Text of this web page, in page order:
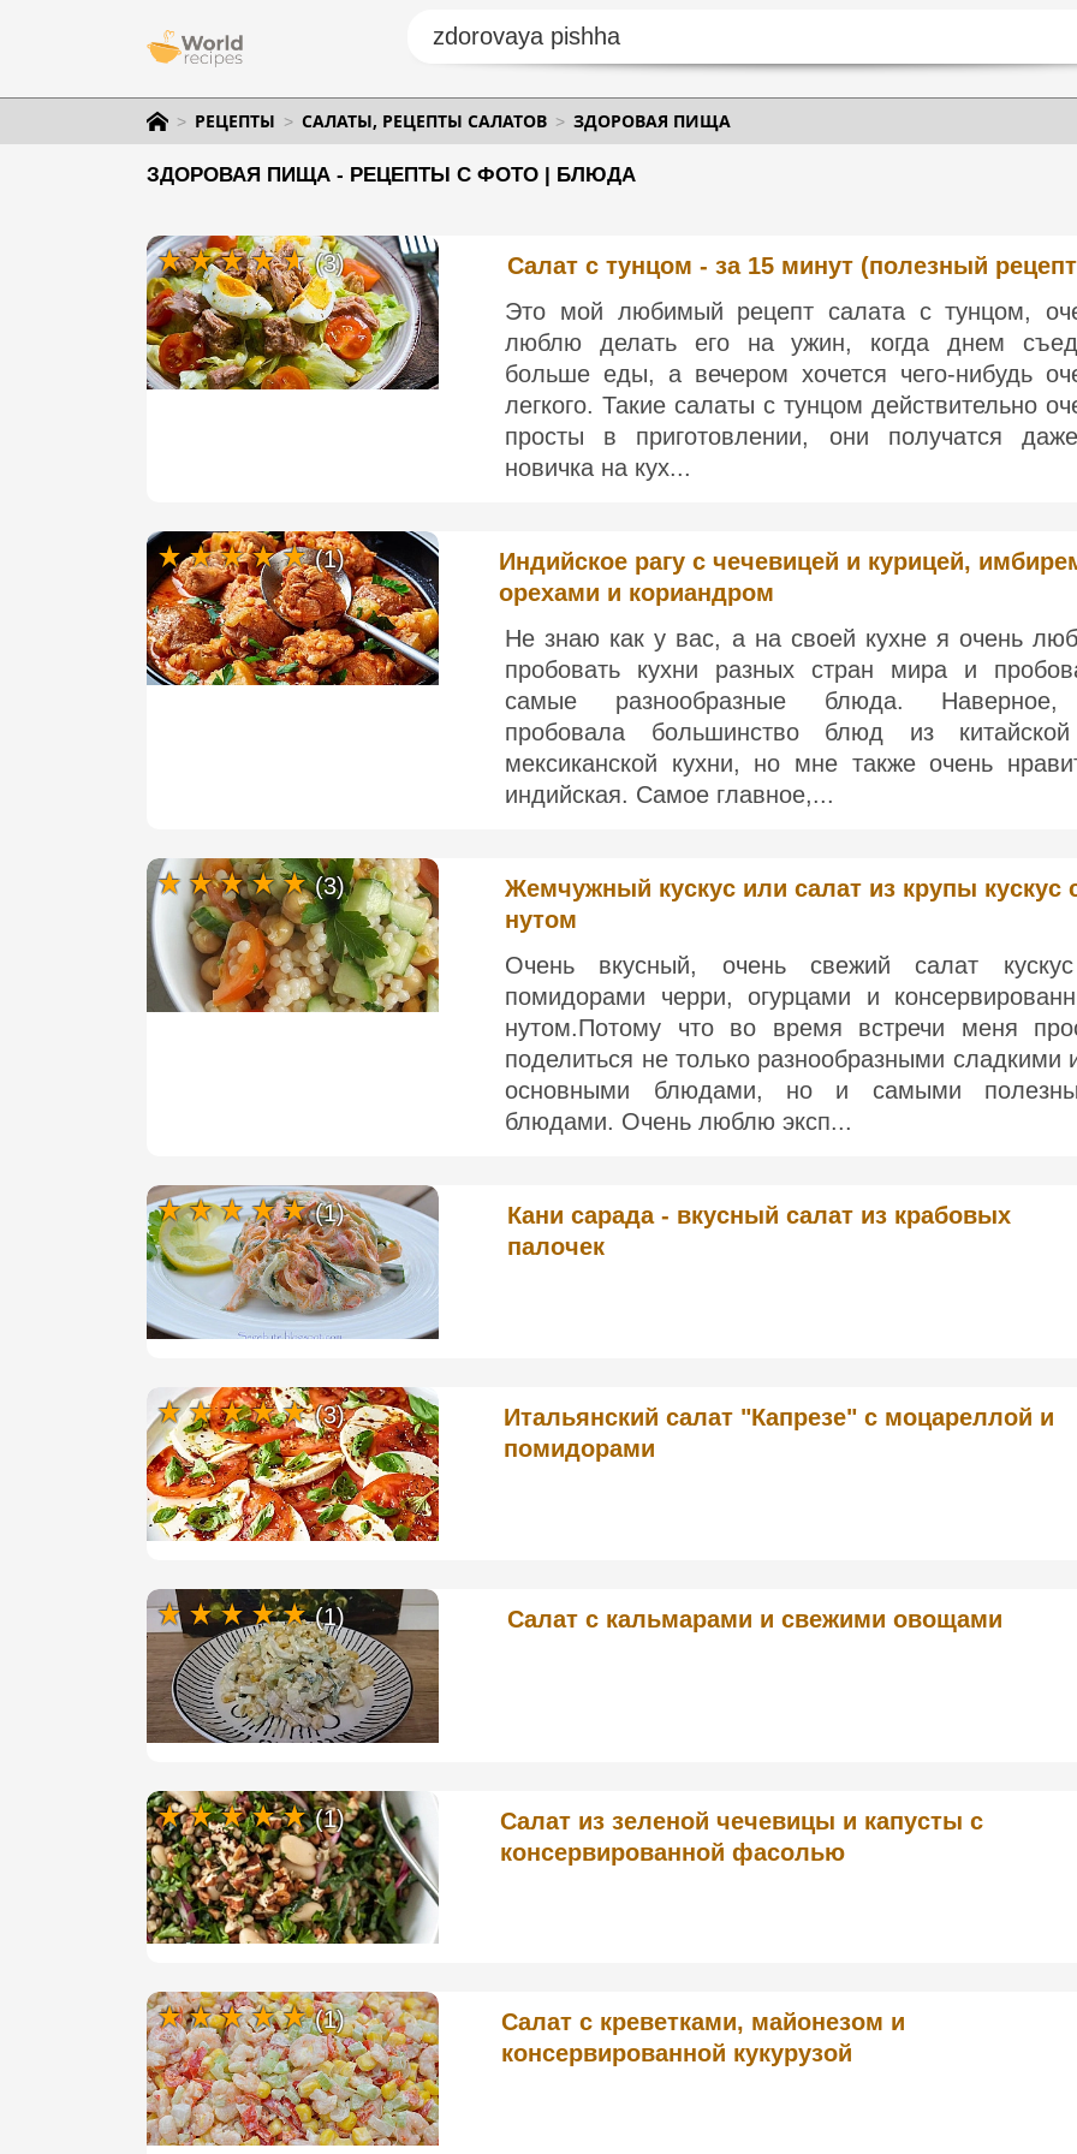
РЕЦЕПТЫ САЛАТЫ, РЕЦЕПТЫ САЛАТОВ ЗДОРОВАЯ ПИЩА
ЗДОРОВАЯ ПИЩА - РЕЦЕПТЫ С ФОТО | БЛЮДА
Салат с тунцом - за 15 минут (полезный
Это мой любимый рецепт салата с тунцом,
люблю делать его на ужин, когда днем
больше еды, а вечером хочется чего-нибудь
легкого. Такие салаты с тунцом действительно
просты в приготовлении, они получатся
новичка на кух...
(3)
Индийское рагу с чечевицей и курицей,
орехами и кориандром
Не знаю как у вас, а на своей кухне я очень
пробовать кухни разных стран мира и
самые разнообразные блюда.
пробовала большинство блюд из
мексиканской кухни, но мне также очень
индийская. Самое главное,...
(1)
Жемчужный кускус или салат из крупы кускус
нутом
Очень вкусный, очень свежий салат
помидорами черри, огурцами и
нутом.Потому что во время встречи меня
поделиться не только разнообразными сладкими
основными блюдами, но и самыми
блюдами. Очень люблю эксп...
(3)
Кани сарада - вкусный салат из крабовых
палочек
(1)
Итальянский салат "Капрезе" с моцареллой и
помидорами
(3)
Салат с кальмарами и свежими овощами
(1)
Салат из зеленой чечевицы и капусты с
консервированной фасолью
(1)
Салат с креветками, майонезом и
консервированной кукурузой
(1)